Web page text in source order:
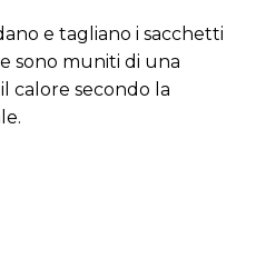
e tagliano i sacchetti
sono muniti di una
calore secondo la